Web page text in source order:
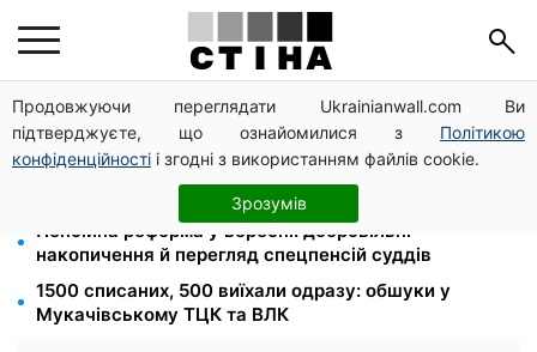
Продовжуючи переглядати Ukrainianwall.com Ви
підтверджуєте, що ознайомилися з Політикою
конфіденційності і згодні з використанням файлів cookie.
Зрозумів
Допомога людям з інвалідністю I-II групи: DRC,
Acted і NP реєструють просто вдома на Херсонщині
Працюєте повний день — отримуйте єЯсла: ПФУ
пояснив умови допомоги на дитину 1-3 роки
Пенсійна реформа у вересні: добровільні
накопичення й перегляд спецпенсій суддів
1500 списаних, 500 виїхали одразу: обшуки у
Мукачівському ТЦК та ВЛК